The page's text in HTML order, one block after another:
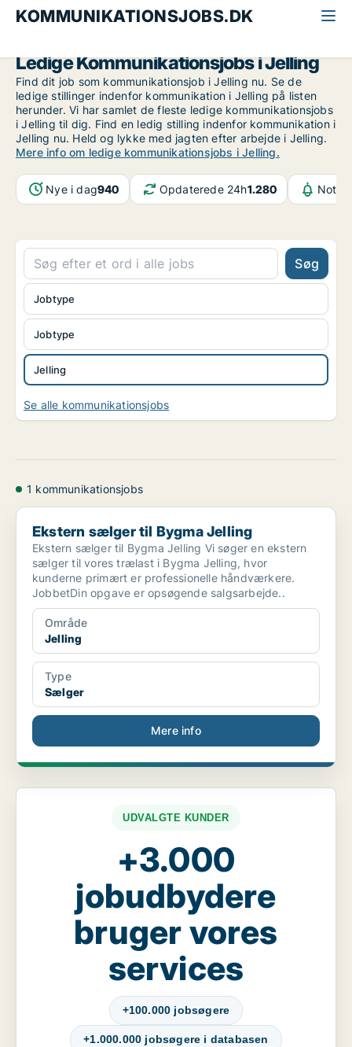
KOMMUNIKATIONSJOBS.DK
Ledige Kommunikationsjobs i Jelling
Find dit job som kommunikationsjob i Jelling nu. Se de
ledige stillinger indenfor kommunikation i Jelling på listen
herunder. Vi har samlet de fleste ledige kommunikationsjobs
i Jelling til dig. Find en ledig stilling indenfor kommunikation i
Jelling nu. Held og lykke med jagten efter arbejde i Jelling.
Mere info om ledige kommunikationsjobs i Jelling.
Nye i dag940 Opdaterede 24h1.280
Søg
Jobtype
Jelling
Jobtype
Se alle kommunikationsjobs
1 kommunikationsjobs
Ekstern sælger til Bygma Jelling
Ekstern sælger til Bygma Jelling
Ekstern sælger til Bygma Jelling Vi søger en ekstern
sælger til vores trælast i Bygma Jelling, hvor
kunderne primært er professionelle håndværkere.
JobbetDin opgave er opsøgende salgsarbejde..
Område
Jelling
Type
Sælger
Mere info
UDVALGTE KUNDER
+3.000
jobudbydere
bruger vores
services
+100.000 jobsøgere
+1.000.000 jobsøgere i databasen